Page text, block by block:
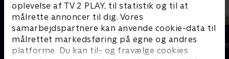
oplevelse af TV 2 PLAY, til statistik og til at
målrette annoncer til dig. Vores
samarbejdspartnere kan anvende cookie-data til
målrettet markedsføring på egne og andres
platforme. Du kan til- og fravælge cookies
Klovn
Komedie • 11 sæsoner
Dicte
Krimi &